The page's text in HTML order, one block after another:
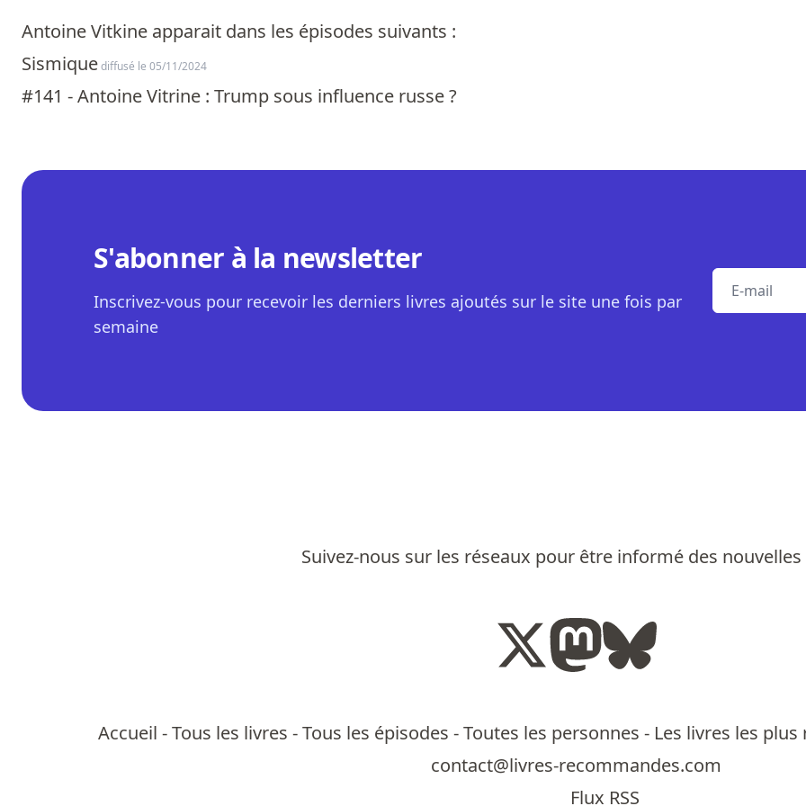
Antoine Vitkine apparait dans les épisodes suivants :
Sismiquediffusé le 05/11/2024
#141 - Antoine Vitrine : Trump sous influence russe ?
S'abonner à la newsletter
Inscrivez-vous pour recevoir les derniers livres ajoutés sur le site une fois par
semaine
E-mail
Suivez-nous sur les réseaux pour être informé des
Accueil -Tous les livres -Tous les épisodes -Toutes les personnes - Les livres les
contact@livres-recommandes.com
Flux RSS